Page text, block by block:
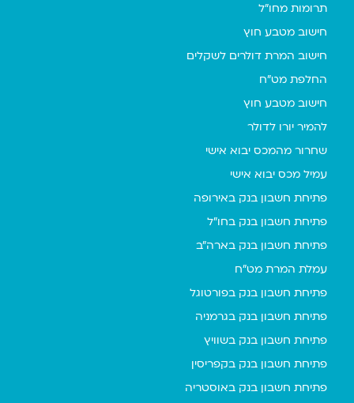
תרומות מחו"ל
חישוב מטבע חוץ
חישוב המרת דולרים לשקלים
החלפת מט"ח
חישוב מטבע חוץ
להמיר יורו לדולר
שחרור מהמכס יבוא אישי
עמיל מכס יבוא אישי
פתיחת חשבון בנק באירופה
פתיחת חשבון בנק בחו"ל
פתיחת חשבון בנק בארה"ב
עמלת המרת מט"ח
פתיחת חשבון בנק בפורטוגל
פתיחת חשבון בנק בגרמניה
פתיחת חשבון בנק בשוויץ
פתיחת חשבון בנק בקפריסין
פתיחת חשבון בנק באוסטריה